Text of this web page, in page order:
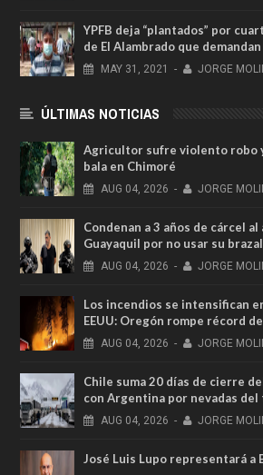
YPFB deja “plantados” por
de El Alambrado que
MAY 31, 2021 - JORGE
ÚLTIMAS NOTICIAS
Agricultor sufre violento robo
bala en Chimoré
AUG 04, 2026 - JORGE
Condenan a 3 años de cárcel al
Guayaquil por no usar su
AUG 04, 2026 - JORGE
Los incendios se intensifican
EEUU: Oregón rompe récord
AUG 04, 2026 - JORGE
Chile suma 20 días de cierre
con Argentina por nevadas del
AUG 04, 2026 - JORGE
José Luis Lupo representará a